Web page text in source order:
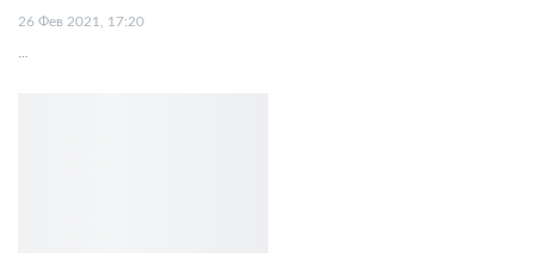
26 Фев 2021, 17:20